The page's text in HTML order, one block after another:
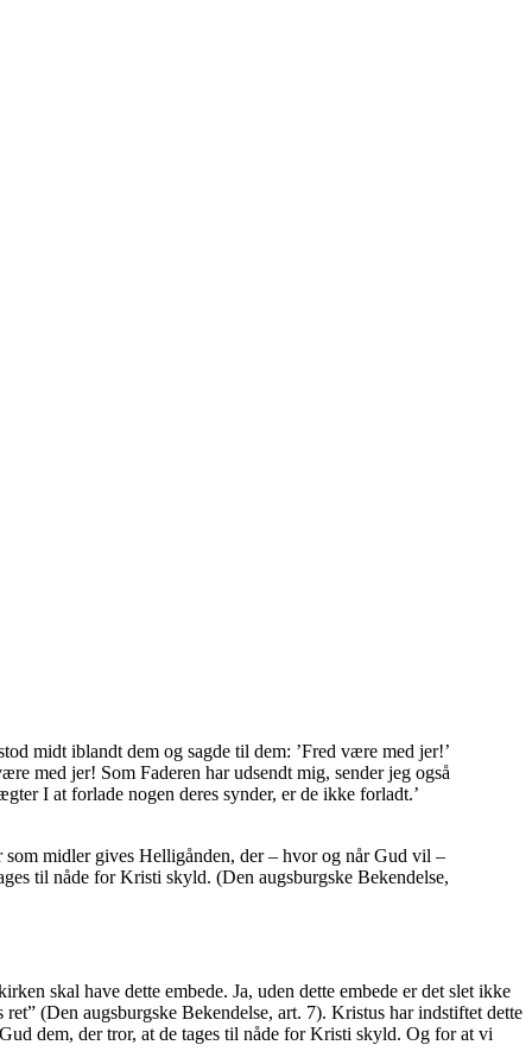
midt iblandt dem og sagde til dem: ’Fred være med jer!’
med jer! Som Faderen har udsendt mig, sender jeg også
I at forlade nogen deres synder, er de ikke forladt.’
midler gives Helligånden, der – hvor og når Gud vil –
til nåde for Kristi skyld. (Den augsburgske Bekendelse,
skal have dette embede. Ja, uden dette embede er det slet ikke
(Den augsburgske Bekendelse, art. 7). Kristus har indstiftet dette
dem, der tror, at de tages til nåde for Kristi skyld. Og for at vi